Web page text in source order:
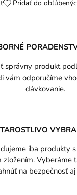
Pridať do
správny produkt
vám odporučíme
dávkovanie.
iba produkty
Vyberáme
na bezpečnosť